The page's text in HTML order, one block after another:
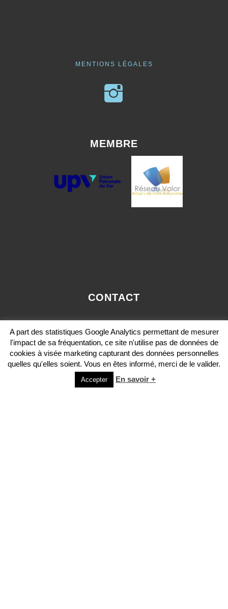
MENTIONS LÉGALES
MEMBRE
CONTACT
OLIVIER.PAVIE@VALORCONSEIL-PACA.COM
MOBILE: 06 12 36 29 36
A part des statistiques Google Analytics permettant de mesurer
l'impact de sa fréquentation, ce site n'utilise pas de données de
cookies à visée marketing capturant des données personnelles
quelles qu'elles soient. Vous en êtes informé, merci de le valider.
Accepter En savoir +